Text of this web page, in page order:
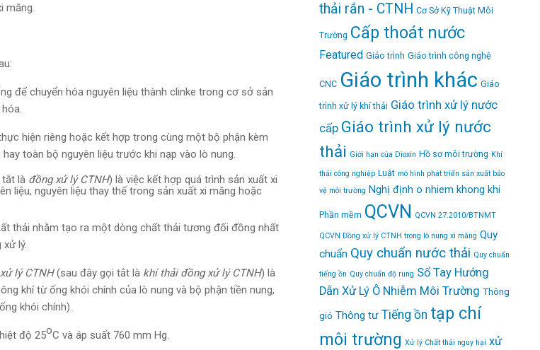
măng.
để chuyển hóa nguyên liệu thành clinke trong cơ sở sản
hiện riêng hoặc kết hợp trong cùng một bộ phận kèm
toàn bộ nguyên liệu trước khi nạp vào lò nung.
tắt là đồng xử lý CTNH) là việc kết hợp quá trình sản xuất xi
liệu, nguyên liệu thay thế trong sản xuất xi măng hoặc
thải nhằm tạo ra một dòng chất thải tương đối đồng nhất
lý.
lý CTNH(sau đây gọi tắt là khí thải đồng xử lý CTNH) là
khí từ ống khói chính của lò nung và bộ phận tiền nung,
khói chính).
độ 25oC và áp suất 760 mm Hg.
thải rắn - CTNH Cơ Sở Kỹ Thuật Môi
Trường Cấp thoát nước
Featured Giáo trình Giáo trình công nghệ
CNC Giáo trình khác Giáo
trình xử lý khí thải Giáo trình xử lý nước
cấp Giáo trình xử lý nước
thải Giới hạn của Dioxin Hồ sơ môi trường Khí
thải công nghiệp Luật mô hình phát triển sản xuất bảo
vệ môi trường Nghị định o nhiem khong khi
Phần mềm QCVN QCVN 27:2010/BTNMT
QCVN Đồng xử lý CTNH trong lò nung xi măng Quy
chuẩn Quy chuẩn nước thải Quy chuẩn
tiếng ồn Quy chuẩn độ rung Sổ Tay Hướng
Dẫn Xử Lý Ô Nhiễm Môi Trường Thông
gió Thông tư Tiếng ồn tạp chí
môi trường Xử lý Chất thải nguy hại xử